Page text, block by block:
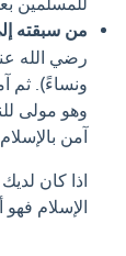
من سبقته
رضي الله
ونساءً). ثم
وهو مولى
آمن بالإسلام.
اذا كان
الإسلام